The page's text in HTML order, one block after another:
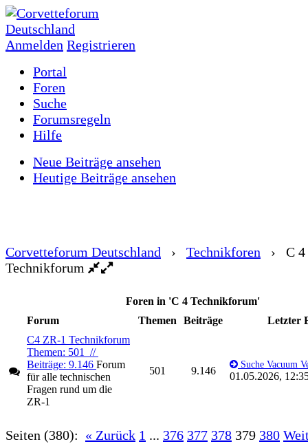
Anmelden Registrieren
Portal
Foren
Suche
Forumsregeln
Hilfe
Neue Beiträge ansehen
Heutige Beiträge ansehen
Corvetteforum Deutschland › Technikforen › C 4
Technikforum
Foren in 'C 4 Technikforum'
Forum
Themen Beiträge
Letzter
C4 ZR-1 Technikforum
Themen: 501 //
Beiträge: 9.146 Forum
für alle technischen
Fragen rund um die
ZR-1
501 9.146
Suche Vacuum
01.05.2026,
Seiten (380): « Zurück 1 ... 376 377 378 379 380